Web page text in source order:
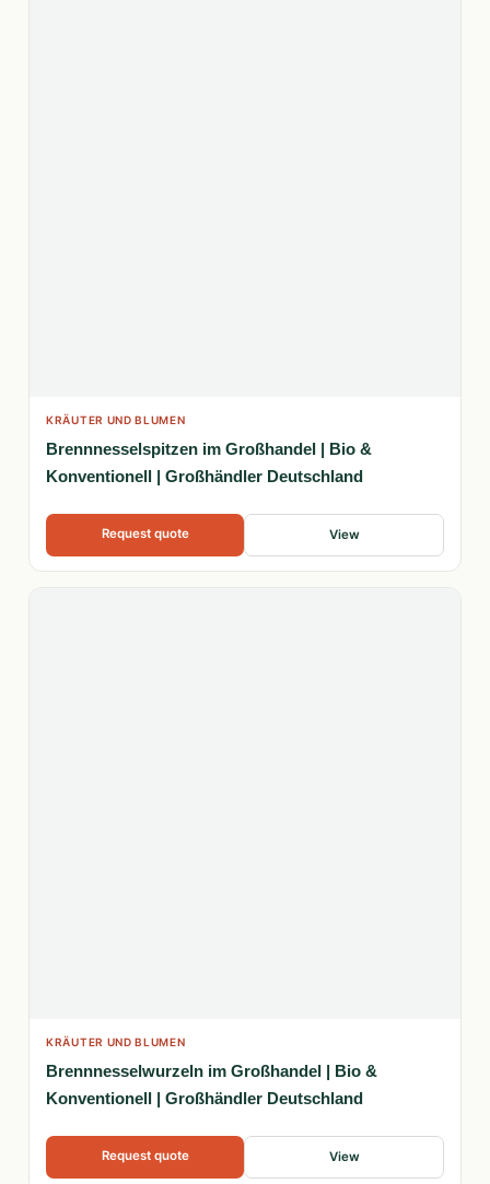
KRÄUTER UND BLUMEN
Brennnesselspitzen im Großhandel | Bio &
Konventionell | Großhändler Deutschland
Request quote View
KRÄUTER UND BLUMEN
Brennnesselwurzeln im Großhandel | Bio &
Konventionell | Großhändler Deutschland
Request quote View